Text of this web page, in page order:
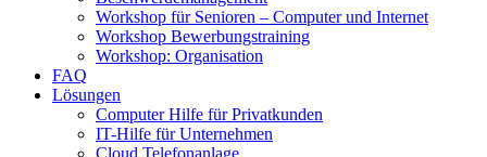
Workshop für Senioren – Computer und Internet
Workshop Bewerbungstraining
Workshop: Organisation
FAQ
Lösungen
Computer Hilfe für Privatkunden
IT-Hilfe für Unternehmen